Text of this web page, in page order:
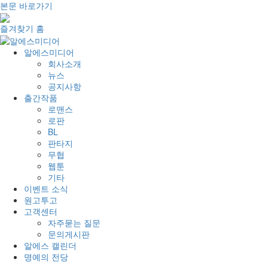
본문 바로가기
즐겨찾기 홈
알에스미디어
회사소개
뉴스
공지사항
출간작품
로맨스
로판
BL
판타지
무협
웹툰
기타
이벤트 소식
원고투고
고객센터
자주묻는 질문
문의게시판
알에스 캘린더
명예의 전당